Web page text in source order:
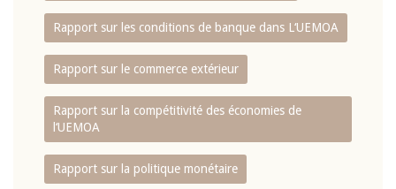
Rapport sur les conditions de banque dans L‘UEMOA
Rapport sur le commerce extérieur
Rapport sur la compétitivité des économies de
l‘UEMOA
Rapport sur la politique monétaire